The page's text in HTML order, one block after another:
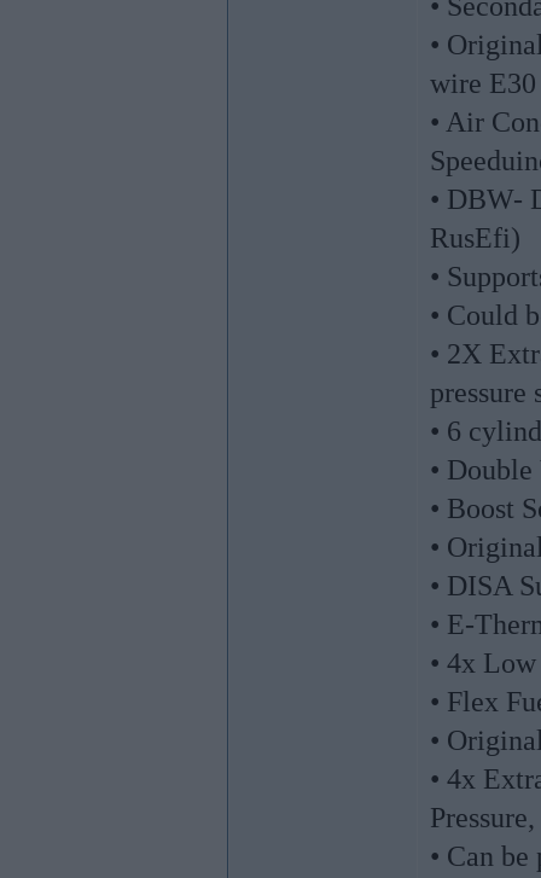
•
wire
• Air
• DBW-
RusEfi)
•
• Could
• 2X
pressure
• 6
• Double
• Boost
•
• DISA
• E-
• 4x
• Flex
•
• 4x
• Can